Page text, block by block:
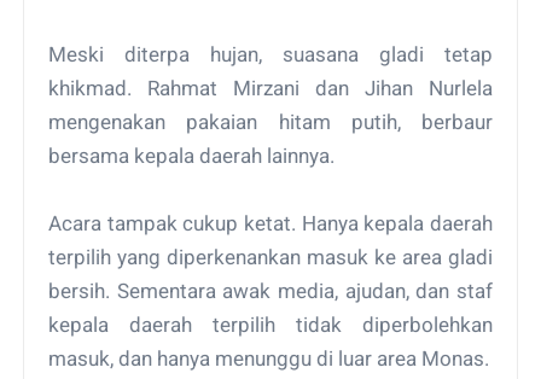
Meski diterpa hujan, suasana gladi tetap
khikmad. Rahmat Mirzani dan Jihan Nurlela
mengenakan pakaian hitam putih, berbaur
bersama kepala daerah lainnya.
Acara tampak cukup ketat. Hanya kepala daerah
terpilih yang diperkenankan masuk ke area gladi
bersih. Sementara awak media, ajudan, dan staf
kepala daerah terpilih tidak diperbolehkan
masuk, dan hanya menunggu di luar area Monas.